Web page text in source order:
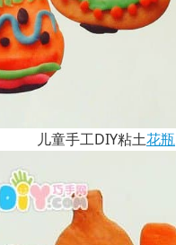
儿童手工DIY粘土花瓶